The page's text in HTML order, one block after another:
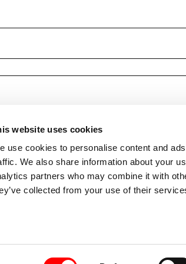
website uses cookies
use cookies to personalise content and
We also share information about your
partners who may combine it with
collected from your use of their
a ricevere via email le newsletter. Per